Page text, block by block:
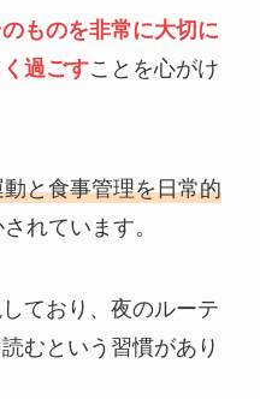
ものを非常に大切に
過ごすことを心がけ
と食事管理を日常的
れています。
ており、夜のルーテ
むという習慣があり